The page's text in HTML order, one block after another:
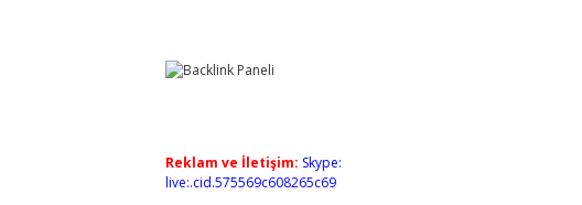
Reklam ve İletişim: Skype:
live:.cid.575569c608265c69